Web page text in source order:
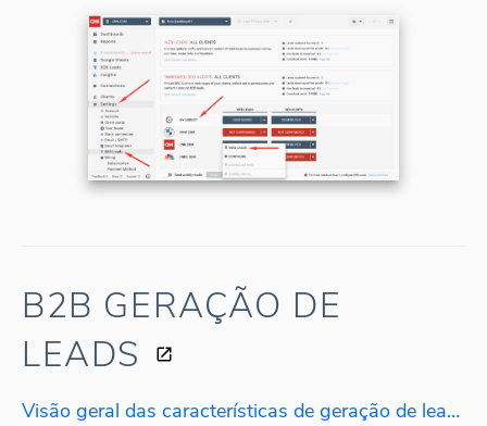
B2B GERAÇÃO DE
LEADS
Visão geral das características de geração de leads B2B